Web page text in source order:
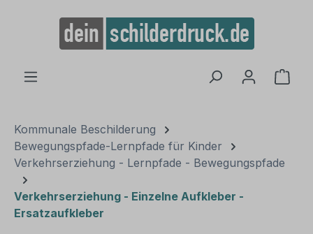
springen
Kommunale Beschilderung
Bewegungspfade-Lernpfade für Kinder
Verkehrserziehung - Lernpfade - Bewegungspfade
Verkehrserziehung - Einzelne Aufkleber -
Ersatzaufkleber